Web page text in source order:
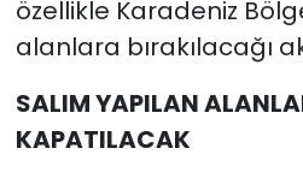
özellikle Karadeniz
alanlara bırakılacağı
SALIM YAPILAN
KAPATILACAK